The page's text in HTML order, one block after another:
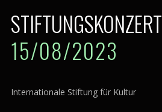
STIFTUNGSKONZERT
15/08/2023
Internationale Stiftung für Kultur